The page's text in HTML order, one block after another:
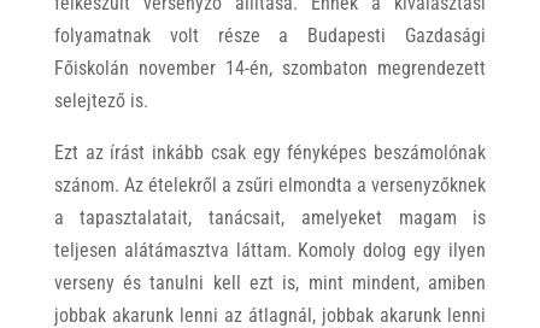
folyamatnak volt része a Budapesti Gazdasági
Főiskolán november 14-én, szombaton megrendezett
selejtező is.
Ezt az írást inkább csak egy fényképes beszámolónak
szánom. Az ételekről a zsűri elmondta a versenyzőknek
a tapasztalatait, tanácsait, amelyeket magam is
teljesen alátámasztva láttam. Komoly dolog egy ilyen
verseny és tanulni kell ezt is, mint mindent, amiben
jobbak akarunk lenni az átlagnál, jobbak akarunk lenni